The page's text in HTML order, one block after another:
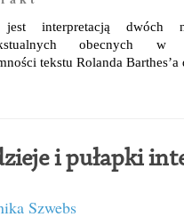
interpretacją dwóch
obecnych w
tekstu Rolanda
i pułapki
Szwebs